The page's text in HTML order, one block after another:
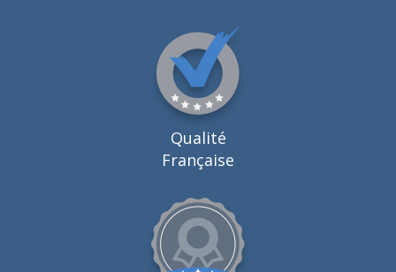
Qualité
Française